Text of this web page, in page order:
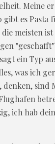
Meine
gibt es
meisten
ein Typ
was ich
sind
ich hab